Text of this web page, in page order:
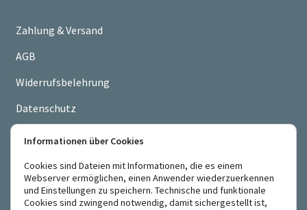
Zahlung & Versand
AGB
Widerrufsbelehrung
Datenschutz
Impressum
Informationen über Cookies
Cookies sind Dateien mit Informationen, die es einem
Webserver ermöglichen, einen Anwender wiederzuerkennen
und Einstellungen zu speichern. Technische und funktionale
Cookies sind zwingend notwendig, damit sichergestellt ist,